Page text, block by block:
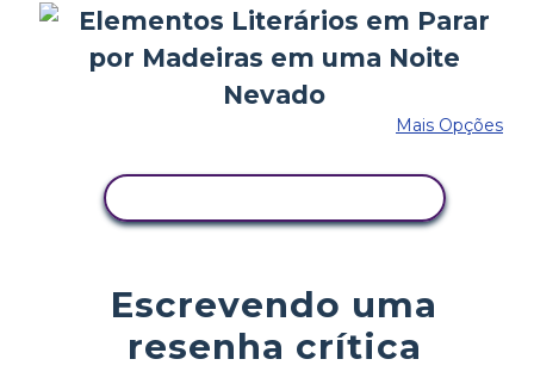
Mais Opções
Escrevendo uma
resenha crítica